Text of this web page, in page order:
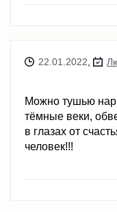
22.01.2022
Можно тушью
тёмные веки,
в глазах от
человек!!!